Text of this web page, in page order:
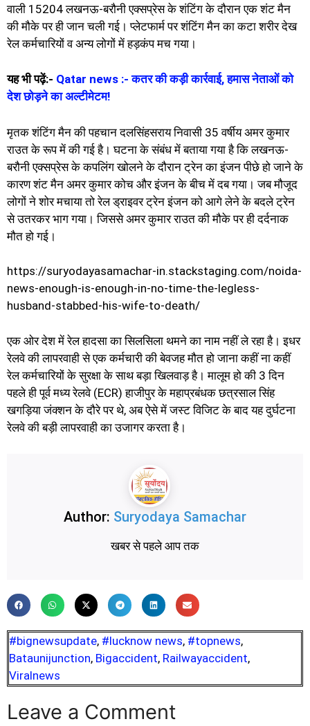
वाली 15204 लखनऊ-बरौनी एक्सप्रेस के शंटिंग के दौरान एक शंट मैन
की मौके पर ही जान चली गई। प्लेटफार्म पर शंटिंग मैन का कटा शरीर देख
रेल कर्मचारियों व अन्य लोगों में हड़कंप मच गया।
यह भी पढ़ें:- Qatar news :- कतर की कड़ी कार्रवाई, हमास नेताओं को
देश छोड़ने का अल्टीमेटम!
मृतक शंटिंग मैन की पहचान दलसिंहसराय निवासी 35 वर्षीय अमर कुमार
राउत के रूप में की गई है। घटना के संबंध में बताया गया है कि लखनऊ-
बरौनी एक्सप्रेस के कपलिंग खोलने के दौरान ट्रेन का इंजन पीछे हो जाने के
कारण शंट मैन अमर कुमार कोच और इंजन के बीच में दब गया। जब मौजूद
लोगों ने शोर मचाया तो रेल ड्राइवर ट्रेन इंजन को आगे लेने के बदले ट्रेन
से उतरकर भाग गया। जिससे अमर कुमार राउत की मौके पर ही दर्दनाक
मौत हो गई।
https://suryodayasamachar-in.stackstaging.com/noida-
news-enough-is-enough-in-no-time-the-legless-
husband-stabbed-his-wife-to-death/
एक ओर देश में रेल हादसा का सिलसिला थमने का नाम नहीं ले रहा है। इधर
रेलवे की लापरवाही से एक कर्मचारी की बेवजह मौत हो जाना कहीं ना कहीं
रेल कर्मचारियों के सुरक्षा के साथ बड़ा खिलवाड़ है। मालूम हो की 3 दिन
पहले ही पूर्व मध्य रेलवे (ECR) हाजीपुर के महाप्रबंधक छत्रसाल सिंह
खगड़िया जंक्शन के दौरे पर थे, अब ऐसे में जस्ट विजिट के बाद यह दुर्घटना
रेलवे की बड़ी लापरवाही का उजागर करता है।
Author: Suryodaya Samachar
खबर से पहले आप तक
#bignewsupdate, #lucknow news, #topnews,
Bataunijunction, Bigaccident, Railwayaccident,
Viralnews
Leave a Comment